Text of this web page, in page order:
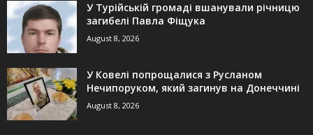
У Турійській громаді вшанували річницю
загибелі Павла Фіщука
August 8, 2026
У Ковелі попрощалися з Русланом
Нечипоруком, який загинув на Донеччині
August 8, 2026